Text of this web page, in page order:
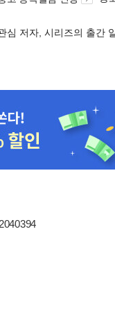
심 저자, 시리즈의 출간